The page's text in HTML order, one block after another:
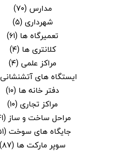
مدارس (۷۰)
شهرداری(۵)
تعمیرگاه ها (۶۱)
کلانتری ها (۴)
مراکز علمی (۴)
ایستگاه های آتشنشانی
دفتر خانه ها (۱۰)
مراکز تجاری(۱۰)
مراحل ساخت و ساز(۴۱)
جایگاه های سوخت(۵۱)
سوپر مارکت ها (۸۷)